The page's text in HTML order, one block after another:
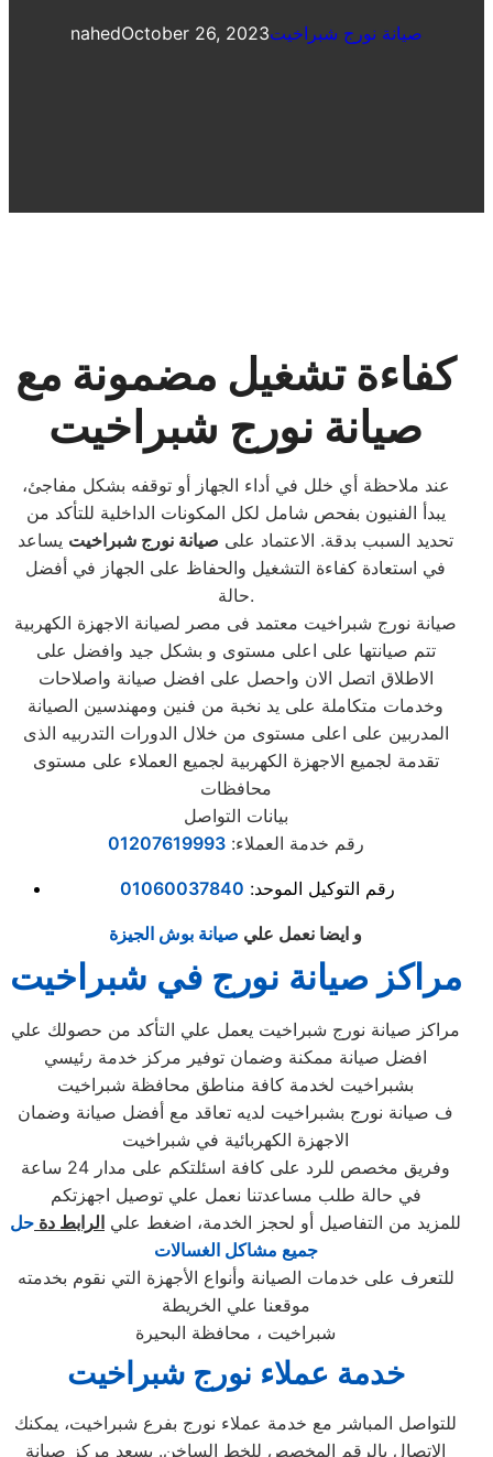
nahedOctober 26, 2023صيانة نورج شبراخيت
كفاءة تشغيل مضمونة مع
صيانة نورج شبراخيت
عند ملاحظة أي خلل في أداء الجهاز أو توقفه بشكل مفاجئ،
يبدأ الفنيون بفحص شامل لكل المكونات الداخلية للتأكد من
تحديد السبب بدقة. الاعتماد على صيانة نورج شبراخيت يساعد
في استعادة كفاءة التشغيل والحفاظ على الجهاز في أفضل
حالة.
صيانة نورج شبراخيت معتمد فى مصر لصيانة الاجهزة الكهربية
تتم صيانتها على اعلى مستوى و بشكل جيد وافضل على
الاطلاق اتصل الان واحصل على افضل صيانة واصلاحات
وخدمات متكاملة على يد نخبة من فنين ومهندسين الصيانة
المدربين على اعلى مستوى من خلال الدورات التدربيه الذى
تقدمة لجميع الاجهزة الكهربية لجميع العملاء على مستوى
محافظات
بيانات التواصل
رقم خدمة العملاء:01207619993
رقم التوكيل الموحد: 01060037840
و ايضا نعمل علي صيانة بوش الجيزة
مراكز صيانة نورج في شبراخيت
مراكز صيانة نورج شبراخيت يعمل علي التأكد من حصولك علي
افضل صيانة ممكنة وضمان توفير مركز خدمة رئيسي
بشبراخيت لخدمة كافة مناطق محافظة شبراخيت
ف صيانة نورج بشبراخيت لديه تعاقد مع أفضل صيانة وضمان
الاجهزة الكهربائية في شبراخيت
وفريق مخصص للرد على كافة اسئلتكم على مدار 24 ساعة
في حالة طلب مساعدتنا نعمل علي توصيل اجهزتكم
للمزيد من التفاصيل أو لحجز الخدمة، اضغط علي الرابط دة حل
جميع مشاكل الغسالات
للتعرف على خدمات الصيانة وأنواع الأجهزة التي نقوم بخدمته
موقعنا علي الخريطة
شبراخيت ، محافظة البحيرة
خدمة عملاء نورج شبراخيت
للتواصل المباشر مع خدمة عملاء نورج بفرع شبراخيت، يمكنك
الاتصال بالرقم المخصص للخط الساخن. يسعد مركز صيانة